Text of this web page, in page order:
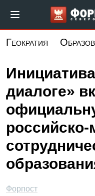
основному
Геократия
диалоге»
российско-
Форпост